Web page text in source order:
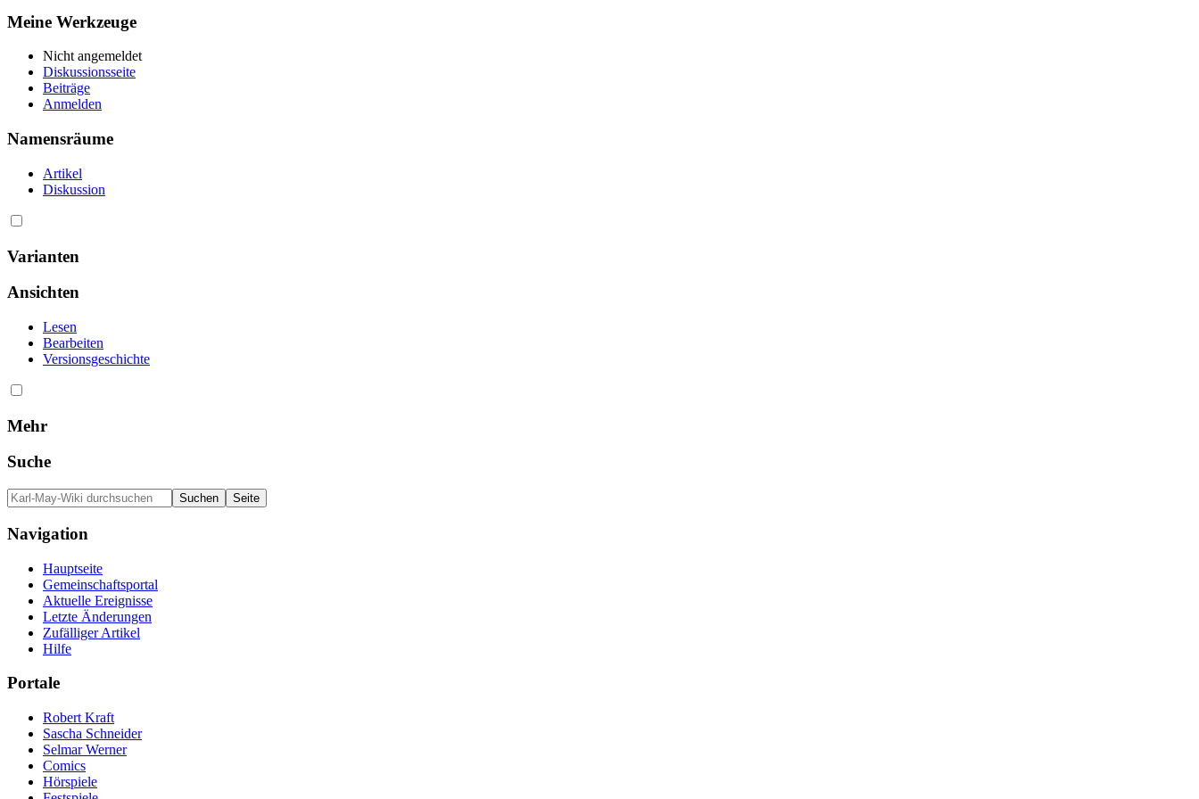
Meine Werkzeuge
Nicht angemeldet
Diskussionsseite
Beiträge
Anmelden
Namensräume
Artikel
Diskussion
Varianten
Ansichten
Lesen
Bearbeiten
Versionsgeschichte
Mehr
Suche
Navigation
Hauptseite
Gemeinschafts­portal
Aktuelle Ereignisse
Letzte Änderungen
Zufälliger Artikel
Hilfe
Portale
Robert Kraft
Sascha Schneider
Selmar Werner
Comics
Hörspiele